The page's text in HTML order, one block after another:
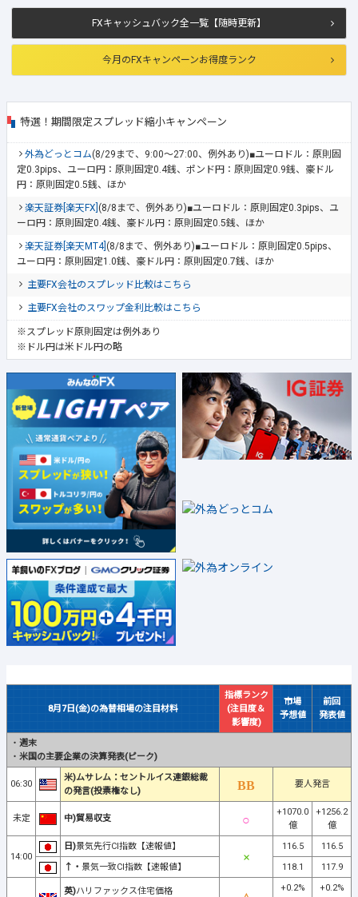
FXキャッシュバック全一覧【随時更新】
今月のFXキャンペーンお得度ランク
特選！期間限定スプレッド縮小キャンペーン
外為どっとコム(8/29まで、9:00～27:00、例外あり)■ユーロドル：原則固
定0.3pips、ユーロ円：原則固定0.4銭、ポンド円：原則固定0.9銭、豪ドル
円：原則固定0.5銭、ほか
楽天証券[楽天FX] (8/8まで、例外あり)■ユーロドル：原則固定0.3pips、ユ
ーロ円：原則固定0.4銭、豪ドル円：原則固定0.5銭、ほか
楽天証券[楽天MT4] (8/8まで、例外あり)■ユーロドル：原則固定0.5pips、
ユーロ円：原則固定1.0銭、豪ドル円：原則固定0.7銭、ほか
主要FX会社のスプレッド比較はこちら
主要FX会社のスワップ金利比較はこちら
※スプレッド原則固定は例外あり
※ドル円は米ドル円の略
8月7日(金)の為替相場の注目材料
指標ランク
(注目度＆
影響度)
市場
予想値
前回
発表値
・ 週末
・ 米国の主要企業の決算発表(ピーク)
06:30
米)ムサレム：セントルイス連銀総裁
の発言(投票権なし)
要人発言
未定 中)貿易収支
+1070.0
億
+1256.2
億
14:00
日)景気先行CI指数【速報値】 116.5
116.5
↑・ 景気一致CI指数【速報値】 118.1 117.9
英)ハリファックス住宅価格
+0.2%
+0.2%